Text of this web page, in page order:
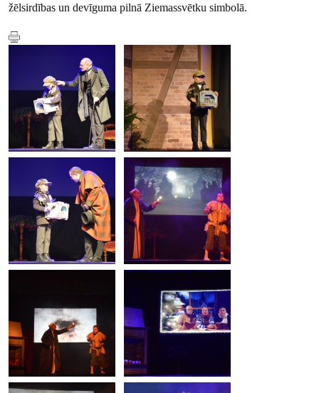
žēlsirdības un devīguma pilnā Ziemassvētku simbolā.